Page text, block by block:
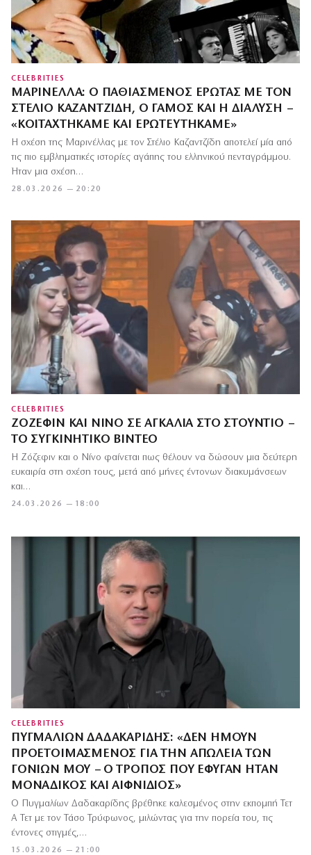
CELEBRITIES
ΜΑΡΙΝΈΛΛΑ: Ο ΠΑΘΙΑΣΜΈΝΟΣ ΈΡΩΤΑΣ ΜΕ ΤΟΝ
ΣΤΈΛΙΟ ΚΑΖΑΝΤΖΊΔΗ, Ο ΓΆΜΟΣ ΚΑΙ Η ΔΙΆΛΥΣΗ –
«ΚΟΙΤΑΧΤΉΚΑΜΕ ΚΑΙ ΕΡΩΤΕΥΤΉΚΑΜΕ»
28.03.2026 — 20:20
Η σχέση της Μαρινέλλας με τον Στέλιο Καζαντζίδη αποτελεί μία από
τις πιο εμβληματικές ιστορίες αγάπης του ελληνικού πενταγράμμου.
Ήταν μια σχέση…
CELEBRITIES
ΖΌΖΕΦΙΝ ΚΑΙ ΝΊΝΟ ΣΕ ΑΓΚΑΛΙΆ ΣΤΟ ΣΤΟΎΝΤΙΟ –
ΤΟ ΣΥΓΚΙΝΗΤΙΚΌ ΒΊΝΤΕΟ
24.03.2026 — 18:00
Η Ζόζεφιν και ο Νίνο φαίνεται πως θέλουν να δώσουν μια δεύτερη
ευκαιρία στη σχέση τους, μετά από μήνες έντονων διακυμάνσεων
και…
CELEBRITIES
ΠΥΓΜΑΛΊΩΝ ΔΑΔΑΚΑΡΊΔΗΣ: «ΔΕΝ ΉΜΟΥΝ
ΠΡΟΕΤΟΙΜΑΣΜΈΝΟΣ ΓΙΑ ΤΗΝ ΑΠΏΛΕΙΑ ΤΩΝ
ΓΟΝΙΏΝ ΜΟΥ – Ο ΤΡΌΠΟΣ ΠΟΥ ΈΦΥΓΑΝ ΉΤΑΝ
ΜΟΝΑΔΙΚΌΣ ΚΑΙ ΑΙΦΝΊΔΙΟΣ»
15.03.2026 — 21:00
Ο Πυγμαλίων Δαδακαρίδης βρέθηκε καλεσμένος στην εκπομπή Τετ
Α Τετ με τον Τάσο Τρύφωνος, μιλώντας για την πορεία του, τις
έντονες στιγμές,…